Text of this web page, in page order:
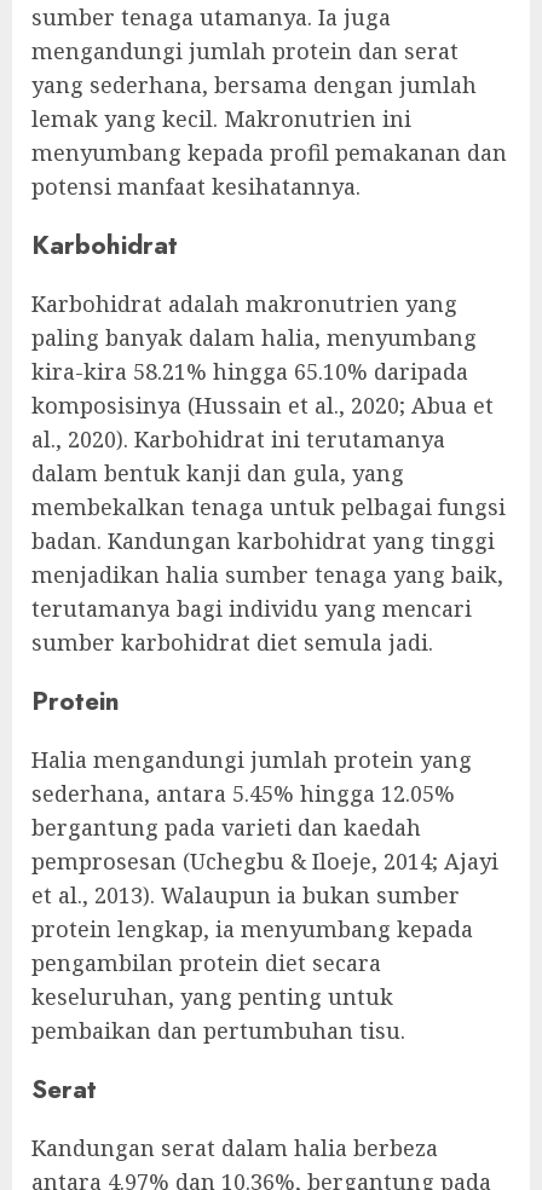
sumber tenaga utamanya. Ia juga
mengandungi jumlah protein dan serat
yang sederhana, bersama dengan jumlah
lemak yang kecil. Makronutrien ini
menyumbang kepada profil pemakanan dan
potensi manfaat kesihatannya.
Karbohidrat
Karbohidrat adalah makronutrien yang
paling banyak dalam halia, menyumbang
kira-kira 58.21% hingga 65.10% daripada
komposisinya (Hussain et al., 2020; Abua et
al., 2020). Karbohidrat ini terutamanya
dalam bentuk kanji dan gula, yang
membekalkan tenaga untuk pelbagai fungsi
badan. Kandungan karbohidrat yang tinggi
menjadikan halia sumber tenaga yang baik,
terutamanya bagi individu yang mencari
sumber karbohidrat diet semula jadi.
Protein
Halia mengandungi jumlah protein yang
sederhana, antara 5.45% hingga 12.05%
bergantung pada varieti dan kaedah
pemprosesan (Uchegbu & Iloeje, 2014; Ajayi
et al., 2013). Walaupun ia bukan sumber
protein lengkap, ia menyumbang kepada
pengambilan protein diet secara
keseluruhan, yang penting untuk
pembaikan dan pertumbuhan tisu.
Serat
Kandungan serat dalam halia berbeza
antara 4.97% dan 10.36%, bergantung pada